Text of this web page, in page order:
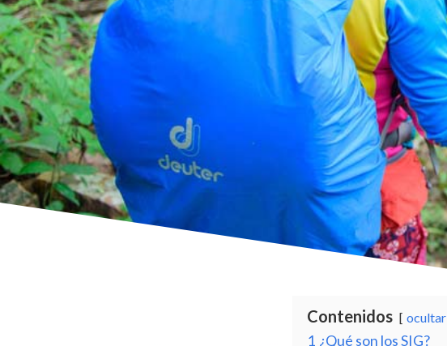
Contenidos ocultar
1 ¿Qué son los SIG?